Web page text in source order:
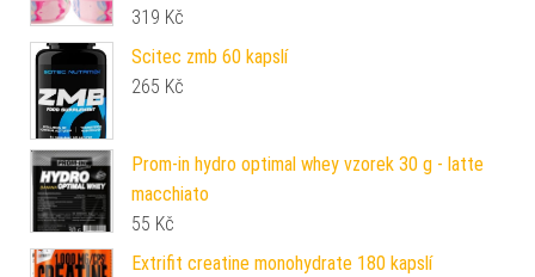
319 Kč
Scitec zmb 60 kapslí
265 Kč
Prom-in hydro optimal whey vzorek 30 g - latte
macchiato
55 Kč
Extrifit creatine monohydrate 180 kapslí